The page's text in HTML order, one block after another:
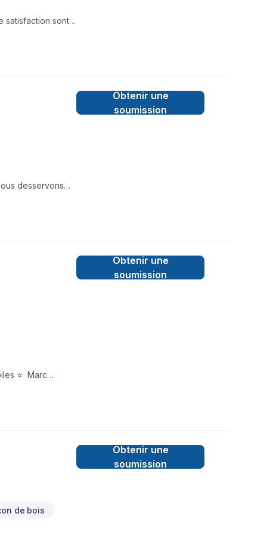
satisfaction sont
desservons
est
Obtenir une
soumission
Marc
Obtenir une
soumission
de bois
Obtenir une
soumission